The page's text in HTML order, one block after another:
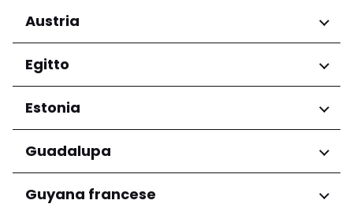
Regioni
Qarku i Tiranës
Austria
Regioni
Niederösterreich
Salzburg
Wien
Egitto
Regioni
Governatorato del Cairo
Estonia
Regioni
Harju maakond
Tartu maakond
Guadalupa
Regioni
Guyana francese